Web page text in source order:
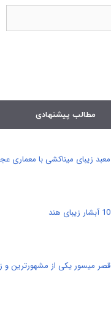
مطالب پیشنهادی
معبد زیبای میناکشی با معماری
10 آبشار زیبای هند
قصر میسور یکی از مشهورترین و